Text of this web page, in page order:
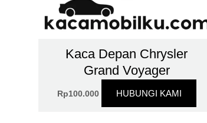
Kaca Depan Chrysler
Grand Voyager
Rp100.000 HUBUNGI KAMI